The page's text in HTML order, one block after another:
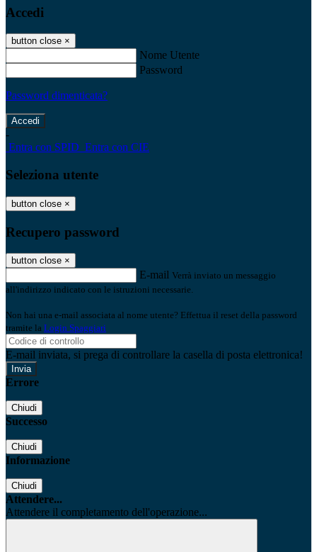
Accedi
button close ×
Nome Utente
Password
Password dimenticata?
-
Entra con SPID Entra con CIE
Seleziona utente
button close ×
Recupero password
button close ×
E-mail Verrà inviato un messaggio
all'indirizzo indicato con le istruzioni necessarie.
Non hai una e-mail associata al nome utente? Effettua il reset della password
tramite la Login Spaggiari
E-mail inviata, si prega di controllare la casella di posta elettronica!
Errore
Chiudi
Successo
Chiudi
Informazione
Chiudi
Attendere...
Attendere il completamento dell'operazione...